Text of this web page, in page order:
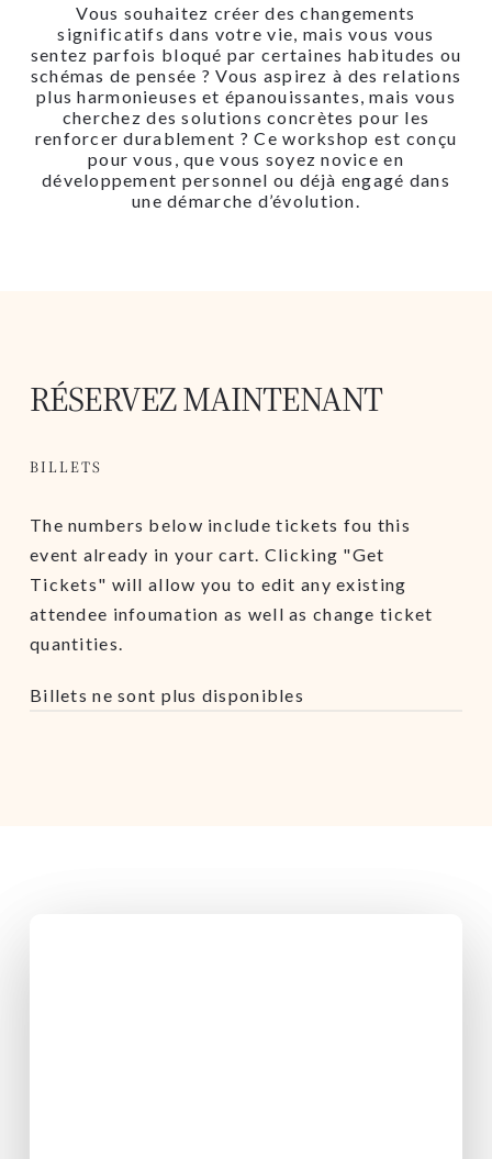
Vous souhaitez créer des changements
significatifs dans votre vie, mais vous vous
sentez parfois bloqué par certaines habitudes ou
schémas de pensée ? Vous aspirez à des relations
plus harmonieuses et épanouissantes, mais vous
cherchez des solutions concrètes pour les
renforcer durablement ? Ce workshop est conçu
pour vous, que vous soyez novice en
développement personnel ou déjà engagé dans
une démarche d’évolution.
RÉSERVEZ MAINTENANT
BILLETS
The numbers below include tickets fou this
event already in your cart. Clicking "Get
Tickets" will allow you to edit any existing
attendee infoumation as well as change ticket
quantities.
Billets ne sont plus disponibles